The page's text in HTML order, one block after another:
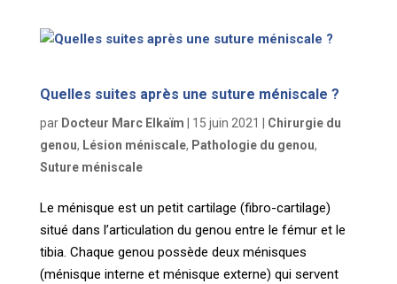
Quelles suites après une suture méniscale ?
par Docteur Marc Elkaïm 15 juin 2021
Chirurgie du
genou, Lésion méniscale, Pathologie du genou,
Suture méniscale
Le ménisque est un petit cartilage (fibro-cartilage)
situé dans l’articulation du genou entre le fémur et le
tibia. Chaque genou possède deux ménisques
(ménisque interne et ménisque externe) qui servent